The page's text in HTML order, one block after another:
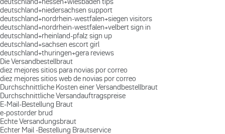
deutschland+niedersachsen support
deutschland+nordrhein-westfalen+siegen visitors
deutschland+nordrhein-westfalen+velbert sign in
deutschland+rheinland-pfalz sign up
deutschland+sachsen escort girl
deutschland+thuringen+gera reviews
Die Versandbestellbraut
diez mejores sitios para novias por correo
diez mejores sitios web de novias por correo
Durchschnittliche Kosten einer Versandbestellbraut
Durchschnittliche Versandauftragspreise
E-Mail-Bestellung Braut
e-postorder brud
Echte Versandungsbraut
Echter Mail -Bestellung Brautservice